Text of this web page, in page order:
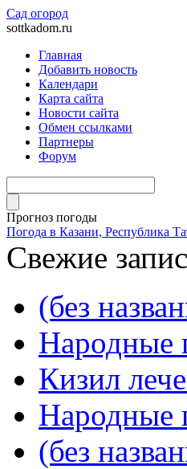
Сад огород
sottkadom.ru
Главная
Добавить новость
Календари
Карта сайта
Новости сайта
Обмен ссылками
Партнеры
Форум
Прогноз погоды
Погода в Казани, Республика
Свежие
(без
Народные
Кизил
Народные
(без